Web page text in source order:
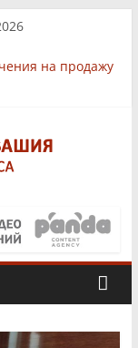
на продажу
локации
в